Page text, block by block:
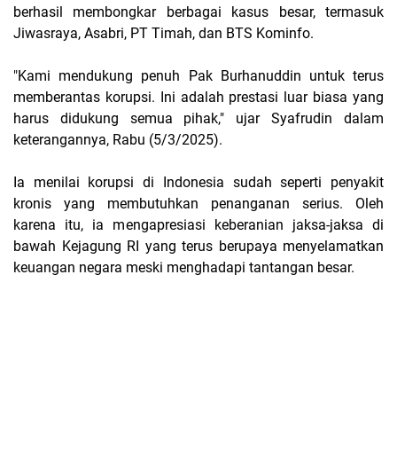
berhasil membongkar berbagai kasus besar, termasuk
Jiwasraya, Asabri, PT Timah, dan BTS Kominfo.
"Kami mendukung penuh Pak Burhanuddin untuk terus
memberantas korupsi. Ini adalah prestasi luar biasa yang
harus didukung semua pihak," ujar Syafrudin dalam
keterangannya, Rabu (5/3/2025).
Ia menilai korupsi di Indonesia sudah seperti penyakit
kronis yang membutuhkan penanganan serius. Oleh
karena itu, ia mengapresiasi keberanian jaksa-jaksa di
bawah Kejagung RI yang terus berupaya menyelamatkan
keuangan negara meski menghadapi tantangan besar.